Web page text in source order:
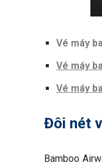
Vé máy
Vé máy
Vé máy
Đôi nét
Bamboo